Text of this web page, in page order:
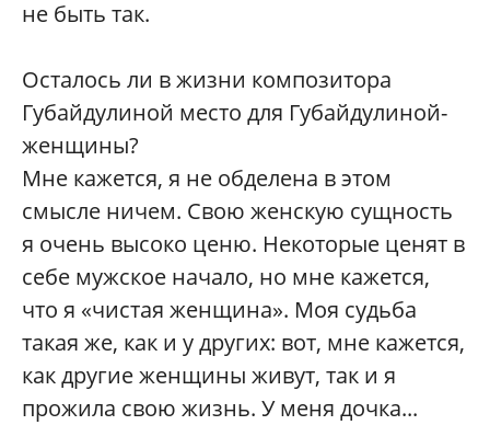
не быть так.
Осталось ли в жизни композитора
Губайдулиной место для Губайдулиной-
женщины?
Мне кажется, я не обделена в этом
смысле ничем. Свою женскую сущность
я очень высоко ценю. Некоторые ценят в
себе мужское начало, но мне кажется,
что я «чистая женщина». Моя судьба
такая же, как и у других: вот, мне кажется,
как другие женщины живут, так и я
прожила свою жизнь. У меня дочка...